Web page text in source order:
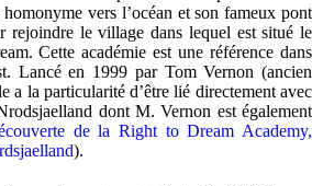
vers l’océan et son fameux pont
rejoindre le village dans lequel est situé le
Cette académie est une référence dans
Lancé en 1999 par Tom Vernon (ancien
a la particularité d’être lié directement avec
dont M. Vernon est également
de la Right to Dream Academy,
).